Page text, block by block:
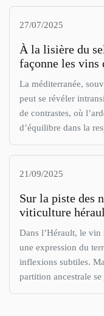
27/07/2025
À la lisière du
façonne les
La méditerranée,
peut se révéler
de contrastes, où
d’équilibre dans la
21/09/2025
Sur la piste des
viticulture
Dans l’Hérault, le vin
une expression du
inflexions subtiles.
partition ancestrale